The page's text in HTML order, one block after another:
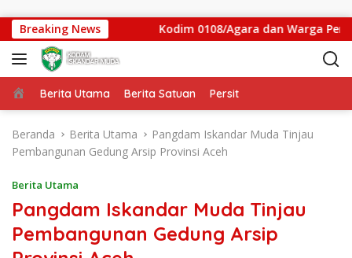
Breaking News
Muda Kodim 0108/Agara dan Warga
Beranda
Berita Utama Berita Satuan Persit
Beranda Berita Utama
Pangdam Iskandar Muda Tinjau
Pembangunan Gedung Arsip Provinsi Aceh
Berita Utama
Pangdam Iskandar Muda Tinjau
Pembangunan Gedung Arsip